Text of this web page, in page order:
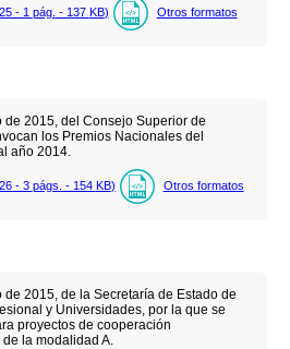
- 1 pág. - 137 KB) Otros formatos
2015, del Consejo Superior de
los Premios Nacionales del
año 2014.
- 3 págs. - 154 KB) Otros formatos
2015, de la Secretaría de Estado de
y Universidades, por la que se
proyectos de cooperación
la modalidad A.